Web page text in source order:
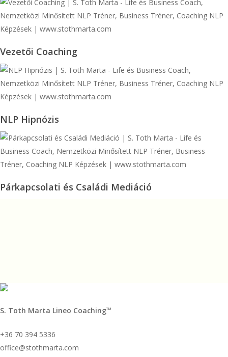
Vezetői
Coaching
Vezetői Coaching
NLP
Hipnózis
NLP Hipnózis
Párkapcsolati
Párkapcsolati és Családi Mediáció
S. Toth Marta Lineo CoachingTM
+36 70 394 5336
office@stothmarta.com